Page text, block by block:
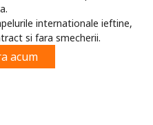
internationale ieftine,
si fara smecherii.
acum